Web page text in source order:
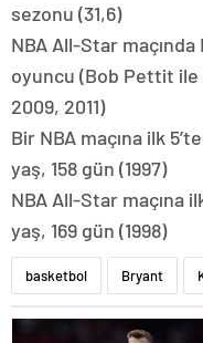
sezonu (31,6)
NBA All-Star maçında
oyuncu (Bob Pettit ile
2009, 2011)
Bir NBA maçına ilk
yaş, 158 gün (1997)
NBA All-Star maçına
yaş, 169 gün (1998)
basketbol Bryant